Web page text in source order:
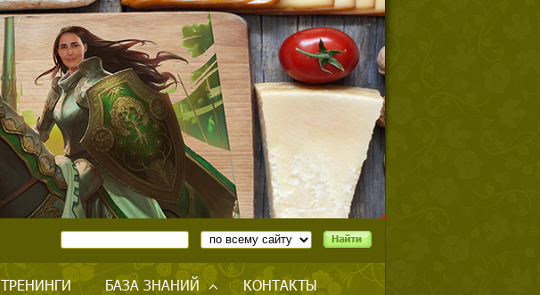
ТРЕНИНГИ БАЗА ЗНАНИЙ КОНТАКТЫ